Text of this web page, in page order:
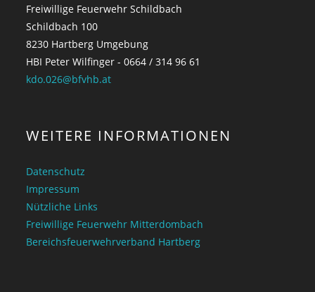
Freiwillige Feuerwehr Schildbach
Schildbach 100
8230 Hartberg Umgebung
HBI Peter Wilfinger - 0664 / 314 96 61
kdo.026@bfvhb.at
WEITERE INFORMATIONEN
Datenschutz
Impressum
Nützliche Links
Freiwillige Feuerwehr Mitterdombach
Bereichsfeuerwehrverband Hartberg